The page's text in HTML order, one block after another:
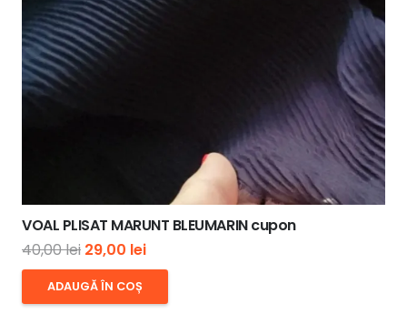
VOAL PLISAT MARUNT BLEUMARIN cupon
40,00lei Prețul
inițial
a
29,00 leiPrețul
curent
este:
ADAUGĂ ÎN COȘ